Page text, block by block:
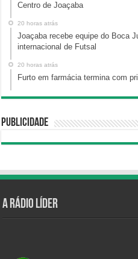
Centro de Joaçaba
20 horas atrás
Joaçaba recebe equipe do Boca
internacional de Futsal
20 horas atrás
Furto em farmácia termina com
Publicidade
A Rádio Líder